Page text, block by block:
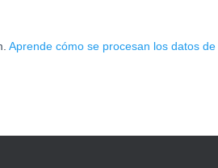
Aprende cómo se procesan los datos de